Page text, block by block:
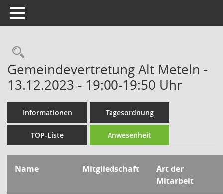
Toggle navigation
Rechercheauswahl
Gemeindevertretung Alt Meteln -
13.12.2023 - 19:00-19:50 Uhr
Informationen Tagesordnung
TOP-Liste Anwesenheit
Name Mitgliedschaft
Art der
Mitarbeit